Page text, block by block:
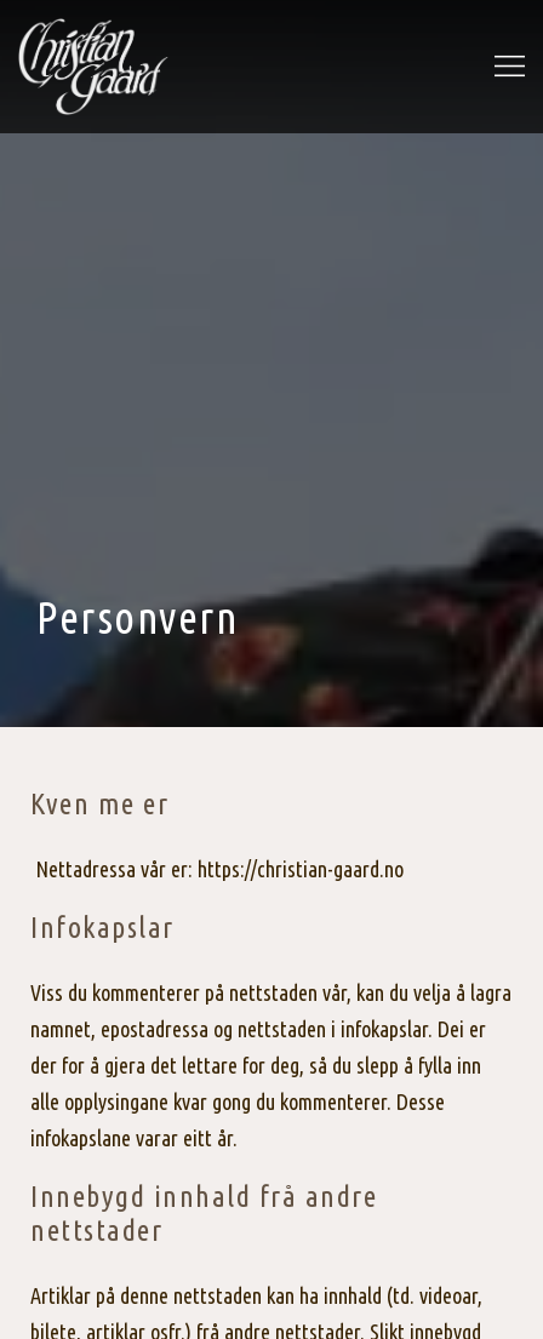
Personvern
Kven me er
Nettadressa vår er: https://christian-gaard.no
Infokapslar
Viss du kommenterer på nettstaden vår, kan du velja å lagra
namnet, epostadressa og nettstaden i infokapslar. Dei er
der for å gjera det lettare for deg, så du slepp å fylla inn
alle opplysingane kvar gong du kommenterer. Desse
infokapslane varar eitt år.
Innebygd innhald frå andre
nettstader
Artiklar på denne nettstaden kan ha innhald (td. videoar,
bilete, artiklar osfr.) frå andre nettstader. Slikt innebygd